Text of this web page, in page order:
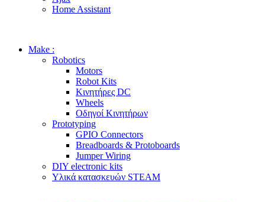
Home Assistant
Make :
Robotics
Motors
Robot Kits
Κινητήρες DC
Wheels
Οδηγοί Κινητήρων
Prototyping
GPIO Connectors
Breadboards & Protoboards
Jumper Wiring
DIY electronic kits
Υλικά κατασκευών STEAM